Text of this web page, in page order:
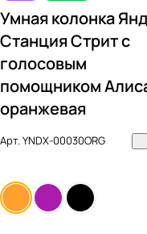
Умная колонка
Станция Стрит с
голосовым
помощником
оранжевая
Арт.YNDX-00030ORG